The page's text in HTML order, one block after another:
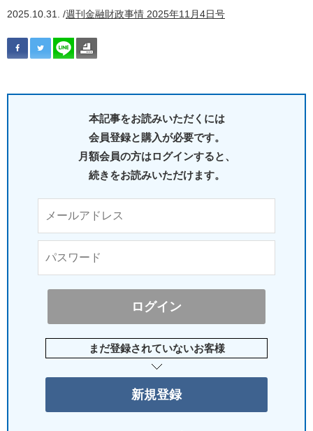
2025.10.31. /週刊金融財政事情 2025年11月4日号
本記事をお読みいただくには
会員登録と購入が必要です。
月額会員の方はログインすると、
続きをお読みいただけます。
まだ登録されていないお客様